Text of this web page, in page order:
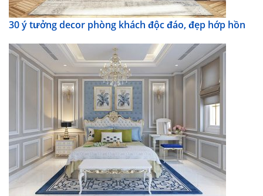
30 ý tưởng decor phòng khách độc đáo, đẹp hớp hồn